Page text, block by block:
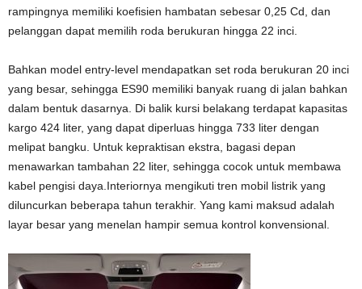
rampingnya memiliki koefisien hambatan sebesar 0,25 Cd, dan
pelanggan dapat memilih roda berukuran hingga 22 inci.
Bahkan model entry-level mendapatkan set roda berukuran 20 inci
yang besar, sehingga ES90 memiliki banyak ruang di jalan bahkan
dalam bentuk dasarnya. Di balik kursi belakang terdapat kapasitas
kargo 424 liter, yang dapat diperluas hingga 733 liter dengan
melipat bangku. Untuk kepraktisan ekstra, bagasi depan
menawarkan tambahan 22 liter, sehingga cocok untuk membawa
kabel pengisi daya.Interiornya mengikuti tren mobil listrik yang
diluncurkan beberapa tahun terakhir. Yang kami maksud adalah
layar besar yang menelan hampir semua kontrol konvensional.